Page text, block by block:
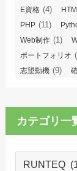
E資格 (4)
PHP (11)
Web制作 (1)
ポートフォリオ
志望動機 (9)
カテゴリ一
カ